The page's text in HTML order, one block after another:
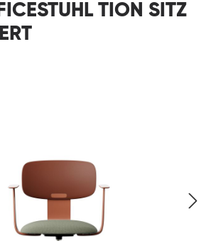
TION SITZ